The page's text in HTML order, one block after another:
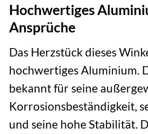
Hochwertiges
Ansprüche
Das Herzstück dieses
hochwertiges Aluminium.
bekannt für seine
Korrosionsbeständigkeit,
und seine hohe Stabilität.